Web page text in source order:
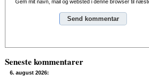
Gem mit navn, mail og websted i denne browser til
Seneste kommentarer
6. august 2026: